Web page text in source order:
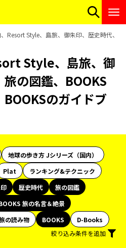
Resort Style、島旅、御朱印、歴史時代、
Style、島旅、御
の図鑑、BOOKS
のガイドブ
地球の歩き方 Jシリーズ（国内）
Plat
ランキング&テクニック
歴史時代
旅の図鑑
旅の名言＆絶景
の読み物 BOOKS
D-Books
絞り込み条件を追加